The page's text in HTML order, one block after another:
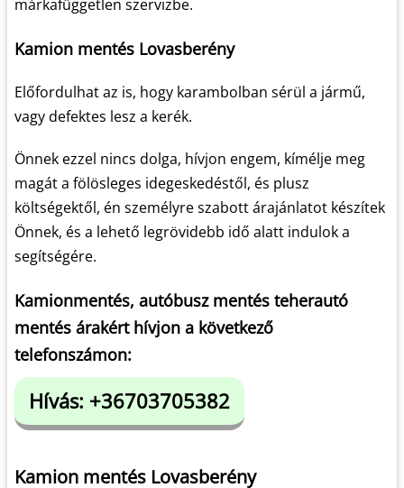
márkafüggetlen szervizbe.
Kamion mentés Lovasberény
Előfordulhat az is, hogy karambolban sérül a jármű,
vagy defektes lesz a kerék.
Önnek ezzel nincs dolga, hívjon engem, kímélje meg
magát a fölösleges idegeskedéstől, és plusz
költségektől, én személyre szabott árajánlatot készítek
Önnek, és a lehető legrövidebb idő alatt indulok a
segítségére.
Kamionmentés, autóbusz mentés teherautó
mentés árakért hívjon a következő
telefonszámon:
Hívás: +36703705382
Kamion mentés Lovasberény